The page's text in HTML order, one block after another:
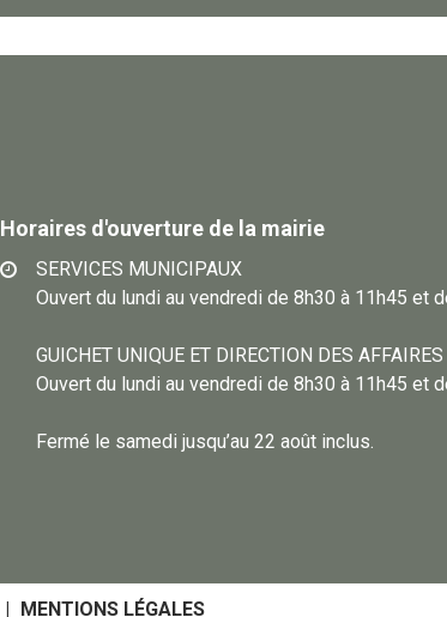
Horaires d'ouverture de la mairie
SERVICES MUNICIPAUX
Ouvert du lundi au vendredi de 8h30 à 11h45 et
GUICHET UNIQUE ET DIRECTION DES
Ouvert du lundi au vendredi de 8h30 à 11h45 et
Fermé le samedi jusqu’au 22 août inclus.
MENTIONS LÉGALES